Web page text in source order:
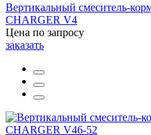
Вертикальный смеситель-
CHARGER V4
Цена по запросу
заказать